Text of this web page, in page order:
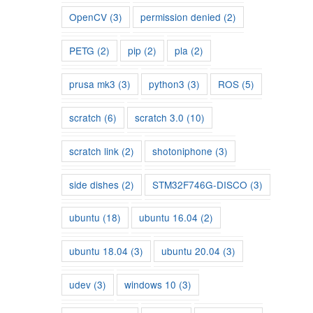
OpenCV (3) permission denied (2)
PETG (2) pip (2) pla (2)
prusa mk3 (3) python3 (3) ROS (5)
scratch (6) scratch 3.0 (10)
scratch link (2) shotoniphone (3)
side dishes (2) STM32F746G-DISCO (3)
ubuntu (18) ubuntu 16.04 (2)
ubuntu 18.04 (3) ubuntu 20.04 (3)
udev (3) windows 10 (3)